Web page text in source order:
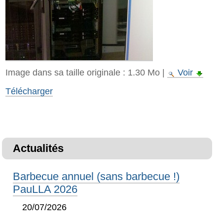
Image dans sa taille originale : 1.30 Mo|
Voir
Télécharger
Actualités
Barbecue annuel (sans barbecue !)
PauLLA 2026
20/07/2026